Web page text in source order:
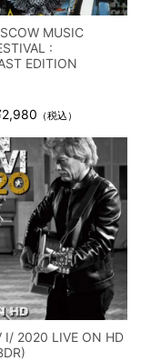
超高音質AI-SBD！
超高音質
米M.S.G公演 完全
フ公演 IEM/AUD 完
演 FHD 完全収録！
RING 公演 FHD 完
フィールド公演 完
MUSIC
:
EDITION
（税込）
I/ 2020 LIVE ON HD